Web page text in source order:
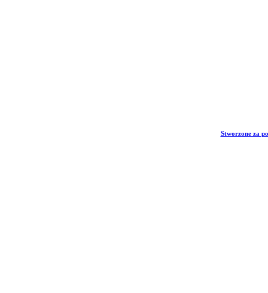
Stworzone za